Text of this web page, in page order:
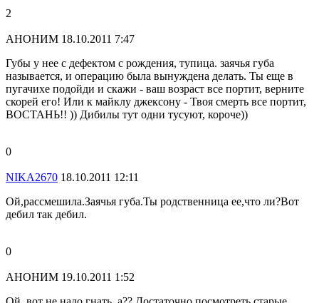
2
АНОНИМ 18.10.2011 7:47
Губы у нее с дефектом с рождения, тупица. заячья губа
называется, и операцию была вынуждена делать. Ты еще в
пугачихе подойди и скажи - ваш возраст все портит, верните
скорей его! Или к майклу джексону - Твоя смерть все портит,
ВОСТАНЬ!! )) Дибилы тут одни тусуют, короче))
0
NIKA2670 18.10.2011 12:11
Ой,рассмешила.Заячья губа.Ты родственница ее,что ли?Вот
дебил так дебил.
0
АНОНИМ 19.10.2011 1:52